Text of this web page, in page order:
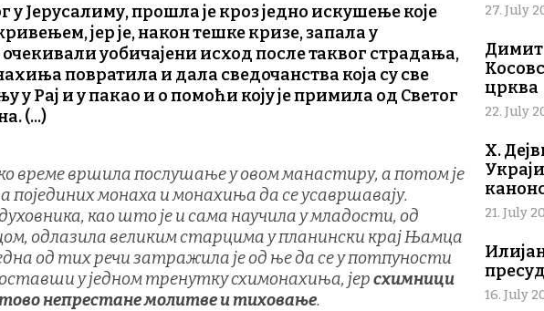
Јерусалиму, прошла је кроз једно искушење које
јер је, након тешке кризе, запала у
уобичајени исход после таквог страдања,
повратила и дала сведочанства која су све
у Рај и у пакао и о помоћи коју је примила од Светог
(...)
време вршила послушање у овом манастиру, а потом је
монаха и монахиња да се усавршавају.
као што је и сама научила у младости, од
одлазила великим старцима у планински крај Њамца
од тих речи затражила је од ње да се у потпуности
у једном тренутку схимонахиња, јерсхимници
непрестане молитве и тиховање.
27. July
црква
22. July
Х.
21. July
16. July